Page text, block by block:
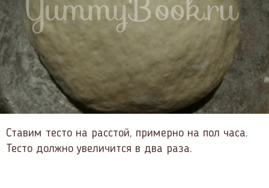
Ставим тесто на расстой, примерно на пол часа.
Тесто должно увеличится в два раза.